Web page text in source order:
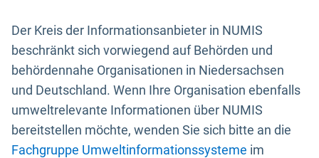
Der Kreis der Informationsanbieter in NUMIS
beschränkt sich vorwiegend auf Behörden und
behördennahe Organisationen in Niedersachsen
und Deutschland. Wenn Ihre Organisation ebenfalls
umweltrelevante Informationen über NUMIS
bereitstellen möchte, wenden Sie sich bitte an die
Fachgruppe Umweltinformationssysteme im